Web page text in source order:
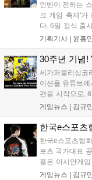
인벤이 전하는
크 게임 축제'가
다. 6일 정식 출
세어 코브'가 호
다. 유비소프트
데이트 '라스트
기획기사 | 윤홍
30주년 기념!
세가퍼블리싱코
이션을 유튜브
편을 시작으로,
월 15일부터 10
영상 및 대형 전
게임뉴스 | 김규
한국e스포츠
한국e스포츠협
포츠 국가대표
폼은 아시안게
구성된 컬렉션
게임뉴스 | 김규